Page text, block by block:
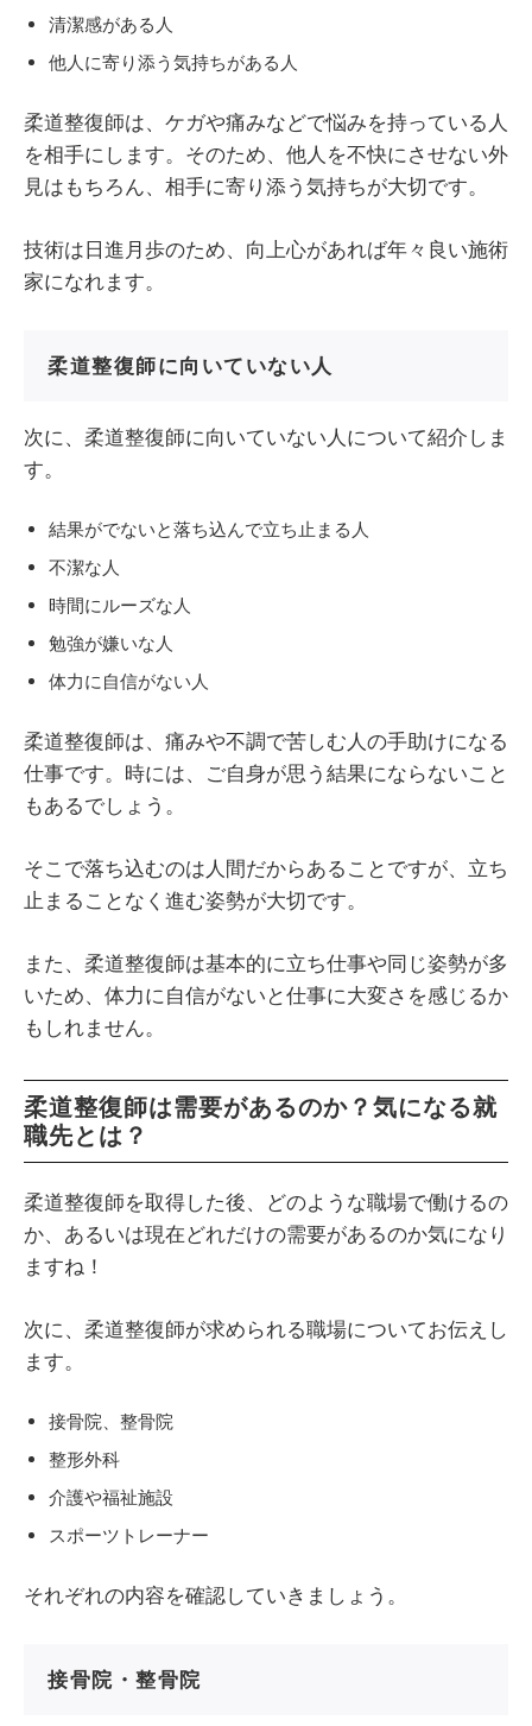
清潔感がある人
他人に寄り添う気持ちがある人
柔道整復師は、ケガや痛みなどで悩みを持っている人
を相手にします。そのため、他人を不快にさせない外
見はもちろん、相手に寄り添う気持ちが大切です。
技術は日進月歩のため、向上心があれば年々良い施術
家になれます。
柔道整復師に向いていない人
次に、柔道整復師に向いていない人について紹介しま
す。
結果がでないと落ち込んで立ち止まる人
不潔な人
時間にルーズな人
勉強が嫌いな人
体力に自信がない人
柔道整復師は、痛みや不調で苦しむ人の手助けになる
仕事です。時には、ご自身が思う結果にならないこと
もあるでしょう。
そこで落ち込むのは人間だからあることですが、立ち
止まることなく進む姿勢が大切です。
また、柔道整復師は基本的に立ち仕事や同じ姿勢が多
いため、体力に自信がないと仕事に大変さを感じるか
もしれません。
柔道整復師は需要があるのか？気になる就
職先とは？
柔道整復師を取得した後、どのような職場で働けるの
か、あるいは現在どれだけの需要があるのか気になり
ますね！
次に、柔道整復師が求められる職場についてお伝えし
ます。
接骨院、整骨院
整形外科
介護や福祉施設
スポーツトレーナー
それぞれの内容を確認していきましょう。
接骨院・整骨院